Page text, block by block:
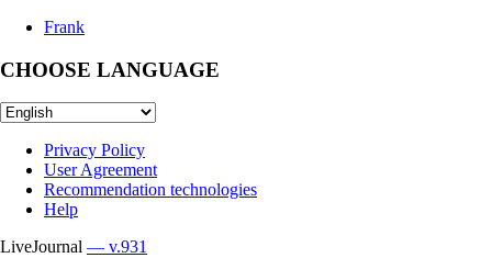
Frank
CHOOSE LANGUAGE
Privacy Policy
User Agreement
Recommendation technologies
Help
LiveJournal — v.931